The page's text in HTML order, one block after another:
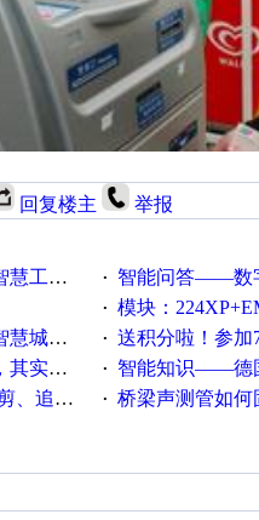
回复楼主 举报
是什么？ · 智能问答——数字化工厂与
· 模块：
版亮相 · 送积分啦！参加7月6日
是人品 · 智能知识——德国工业崛起
功能块 · 桥梁声测管如何固